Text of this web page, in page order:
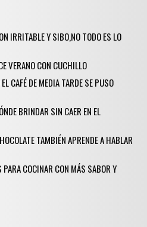
IRRITABLE Y SIBO,NO TODO ES LO
VERANO CON CUCHILLO
CAFÉ DE MEDIA TARDE SE PUSO
BRINDAR SIN CAER EN EL
TAMBIÉN APRENDE A HABLAR
COCINAR CON MÁS SABOR Y